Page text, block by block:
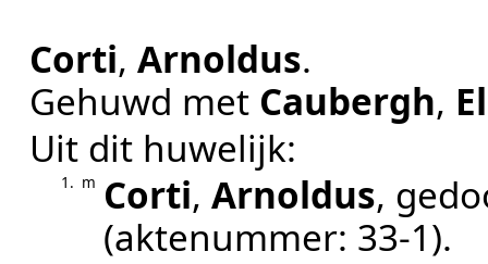
Corti,Arnoldus.
Gehuwd met Caubergh,
Uit dit huwelijk:
1. m Corti,Arnoldus,
(aktenummer: 33-1).